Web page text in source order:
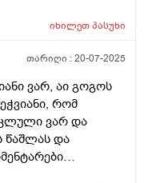
იხილეთპასუხი
თარიღი :20-07-2025
ვარ, აი გოგოს
რომ
ვარ და
წაშლას და